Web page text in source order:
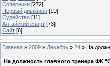
Соперники [272]
Первый дивизион [19]
Судейство [11]
Алтайский спорт [73]
Сайт [6]
Главная » 2009 » Декабрь » 24 » На
На должность главного тренера ФК